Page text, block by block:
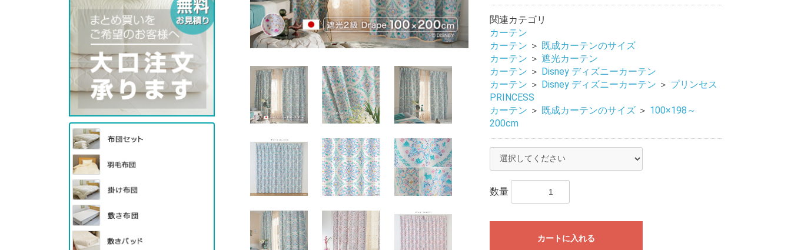
関連カテゴリ
カーテン
カーテン ＞ 既成カーテンのサイズ
カーテン ＞ 遮光カーテン
カーテン ＞ Disney ディズニーカーテン
カーテン ＞ Disney ディズニーカーテン ＞ プリンセス
PRINCESS
カーテン ＞ 既成カーテンのサイズ ＞ 100×198～
200cm
数量
カートに入れる